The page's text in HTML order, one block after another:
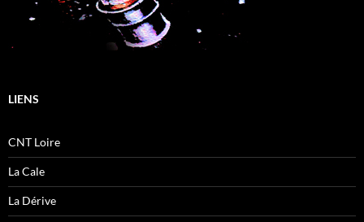
LIENS
CNT Loire
La Cale
La Dérive